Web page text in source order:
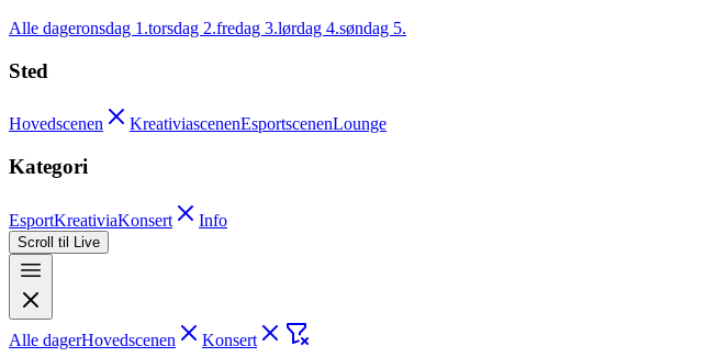
Alle dageronsdag 1.torsdag 2.fredag 3.lørdag 4.søndag 5.
Sted
Hovedscenen KreativiascenenEsportscenenLounge
Kategori
EsportKreativiaKonsert Info
Scroll til Live
Alle dagerHovedscenen Konsert